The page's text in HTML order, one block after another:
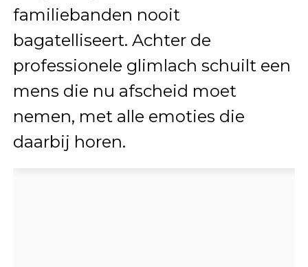
familiebanden nooit
bagatelliseert. Achter de
professionele glimlach schuilt een
mens die nu afscheid moet
nemen, met alle emoties die
daarbij horen.